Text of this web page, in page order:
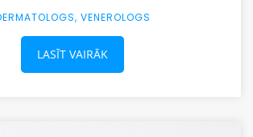
VENEROLOGS
LASĪT VAIRĀK